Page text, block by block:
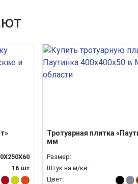
16 шт
Тротуарная плитка
мм
Размер:
Штук на м/кв:
Цвет: